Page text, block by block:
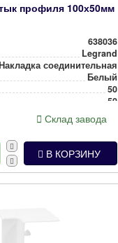
профиля 100х50мм
638036
Legrand
со­еди­ни­тель­ная
Белый
50
50
Склад завода
В КОРЗИНУ